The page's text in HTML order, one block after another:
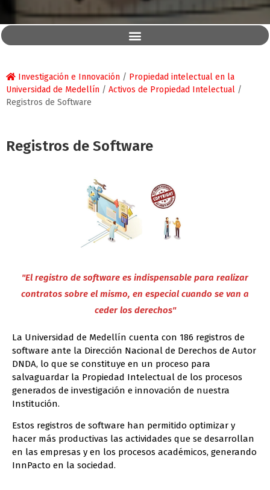
Investigación e Innovación / Propiedad intelectual en la
Universidad de Medellín / Activos de Propiedad Intelectual /
Registros de Software
Registros de Software
"El registro de software es indispensable para realizar
contratos sobre el mismo, en especial cuando se van a
ceder los derechos"
La Universidad de Medellín cuenta con 186 registros de
software ante la Dirección Nacional de Derechos de Autor
DNDA, lo que se constituye en un proceso para
salvaguardar la Propiedad Intelectual de los procesos
generados de investigación e innovación de nuestra
Institución.
Estos registros de software han permitido optimizar y
hacer más productivas las actividades que se desarrollan
en las empresas y en los procesos académicos, generando
InnPacto en la sociedad.